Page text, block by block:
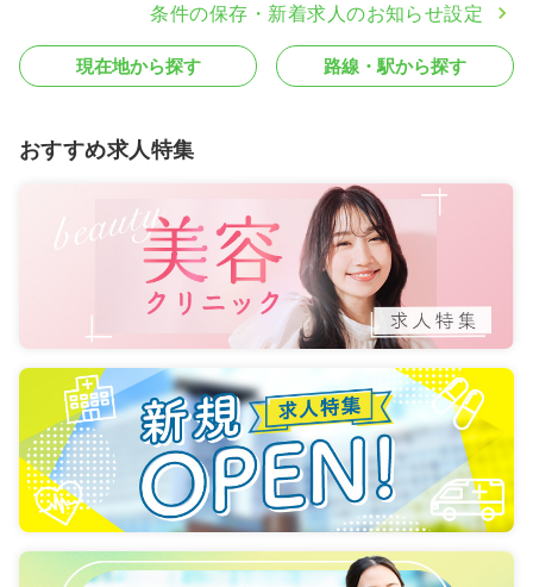
条件の保存・新着求人のお知らせ設定
現在地から探す 路線・駅から探す
おすすめ求人特集